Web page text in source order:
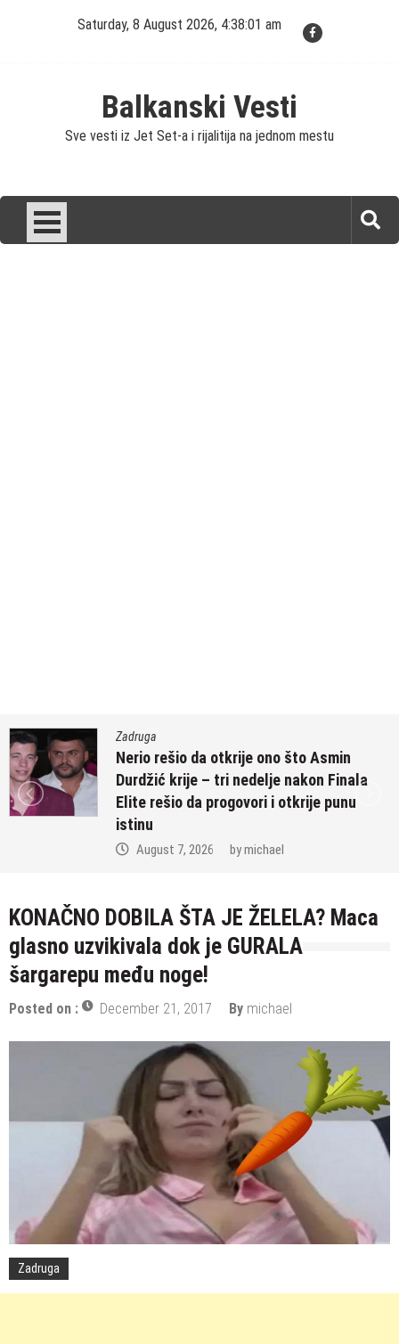
Saturday, 8 August 2026, 4:38:02 am
Balkanski Vesti
Sve vesti iz Jet Set-a i rijalitija na jednom mestu
“Ne znam da li će Elita 10 da bude
Anđele Đuričić” – nakon što je
za rijaliti, stigle neočekivane tvrdnje
KONAČNO DOBILA ŠTA JE ŽELELA? Maca
glasno uzvikivala dok je GURALA
šargarepu među noge!
Posted on : December 21, 2017 By michael
Zadruga